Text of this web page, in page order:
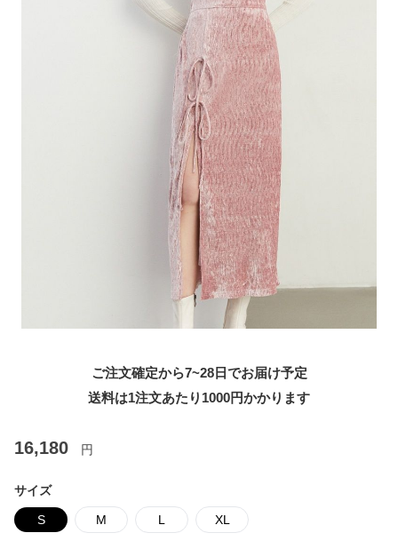
ご注文確定から7~28日でお届け予定
送料は1注文あたり 1000円かかります
16,180 円
サイズ
S M L XL